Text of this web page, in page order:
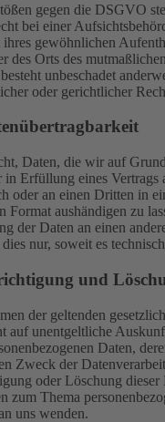
gegen die DSGVO
bei einer
gewöhnlichen
des Orts des
unbeschadet
oder gerichtlicher
Daten, die wir auf
Erfüllung eines Vertrags
oder an einen Dritten in
Format aushändigen zu
der Daten an einen
nur, soweit es
und
der geltenden
auf unentgeltliche
Daten,
Zweck der
oder Löschung
zum Thema
uns wenden.